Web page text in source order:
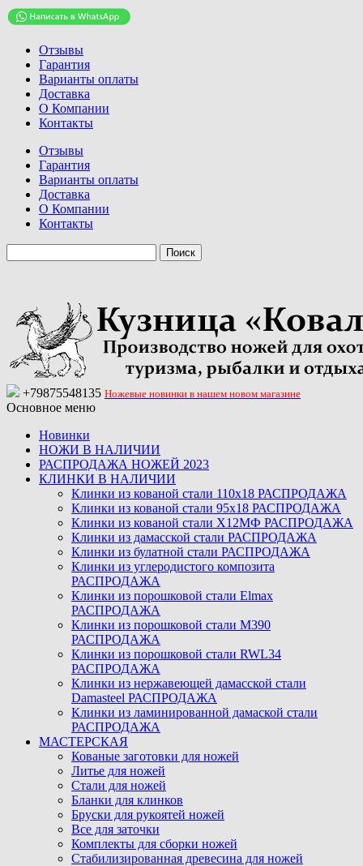
Отзывы
Гарантия
Варианты оплаты
Доставка
О Компании
Контакты
Отзывы
Гарантия
Варианты оплаты
Доставка
О Компании
Контакты
+79875548135 Ножевые новинки в нашем новом магазине
Основное меню
Новинки
НОЖИ В НАЛИЧИИ
РАСПРОДАЖА НОЖЕЙ 2023
КЛИНКИ В НАЛИЧИИ
Клинки из кованой стали 110х18 РАСПРОДАЖА
Клинки из кованой стали 95х18 РАСПРОДАЖА
Клинки из кованой стали Х12МФ РАСПРОДАЖА
Клинки из дамасской стали РАСПРОДАЖА
Клинки из булатной стали РАСПРОДАЖА
Клинки из углеродистого композита
РАСПРОДАЖА
Клинки из порошковой стали Elmax
РАСПРОДАЖА
Клинки из порошковой стали M390
РАСПРОДАЖА
Клинки из порошковой стали RWL34
РАСПРОДАЖА
Клинки из нержавеющей дамасской стали
Damasteel РАСПРОДАЖА
Клинки из ламинированной дамаской стали
РАСПРОДАЖА
МАСТЕРСКАЯ
Кованые заготовки для ножей
Литье для ножей
Стали для ножей
Бланки для клинков
Бруски для рукоятей ножей
Все для заточки
Комплекты для сборки ножей
Стабилизированная древесина для ножей